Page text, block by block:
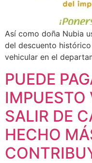
Así como doña Nubia
del descuento
vehicular en el
PUEDE
IMPUESTO
SALIR DE
HECHO